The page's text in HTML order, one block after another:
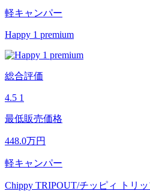
軽キャンパー
Happy 1 premium
総合評価
4.5 1
最低販売価格
448.0万円
軽キャンパー
Chippy TRIPOUT/チッピィ トリッ